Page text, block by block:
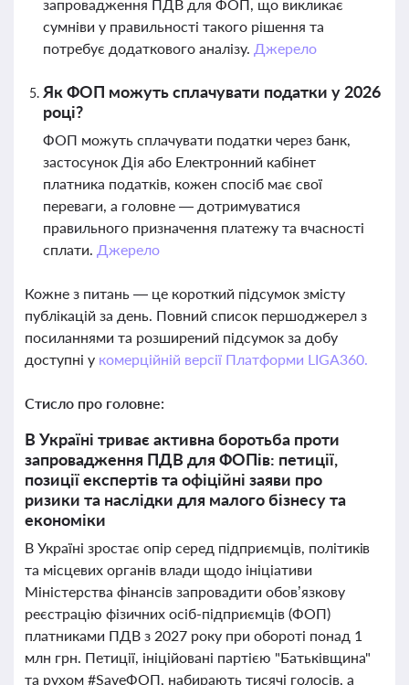
запровадження ПДВ для ФОП, що викликає
сумніви у правильності такого рішення та
потребує додаткового аналізу. Джерело
Як ФОП можуть сплачувати податки у 2026
році?
ФОП можуть сплачувати податки через банк,
застосунок Дія або Електронний кабінет
платника податків, кожен спосіб має свої
переваги, а головне — дотримуватися
правильного призначення платежу та вчасності
сплати. Джерело
Кожне з питань — це короткий підсумок змісту
публікацій за день. Повний список першоджерел з
посиланнями та розширений підсумок за добу
доступні у комерційній версії Платформи LIGA360.
Стисло про головне:
В Україні триває активна боротьба проти
запровадження ПДВ для ФОПів: петиції,
позиції експертів та офіційні заяви про
ризики та наслідки для малого бізнесу та
економіки
В Україні зростає опір серед підприємців, політиків
та місцевих органів влади щодо ініціативи
Міністерства фінансів запровадити обов’язкову
реєстрацію фізичних осіб-підприємців (ФОП)
платниками ПДВ з 2027 року при обороті понад 1
млн грн. Петиції, ініційовані партією "Батьківщина"
та рухом #SaveФОП, набирають тисячі голосів, а